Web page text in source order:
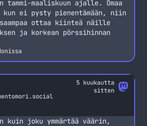
maaliskuun ajalle. Omaa
kun ei pysty pienentämään, niin
ottaa kiinteä näille
ja korkean pörssihinnan
5 kuukautta
sitten
kuin joku ymmärtää väärin,